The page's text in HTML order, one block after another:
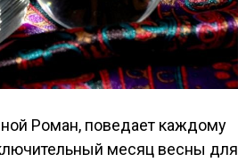
Роман, поведает каждому
месяц весны для